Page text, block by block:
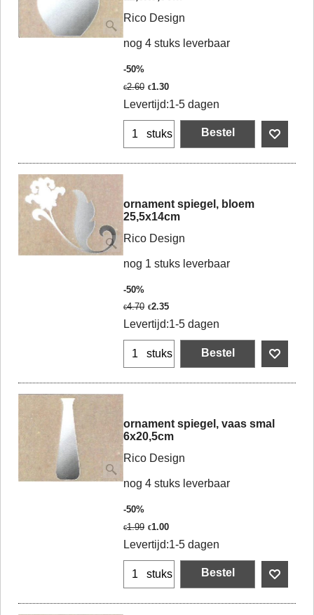
Rico Design
nog 4 stuks leverbaar
-50%
€2.60 €1.30
Levertijd:1-5 dagen
stuks Bestel
ornament spiegel, bloem
25,5x14cm
Rico Design
nog 1 stuks leverbaar
-50%
€4.70 €2.35
Levertijd:1-5 dagen
stuks Bestel
ornament spiegel, vaas smal
6x20,5cm
Rico Design
nog 4 stuks leverbaar
-50%
€1.99 €1.00
Levertijd:1-5 dagen
stuks Bestel